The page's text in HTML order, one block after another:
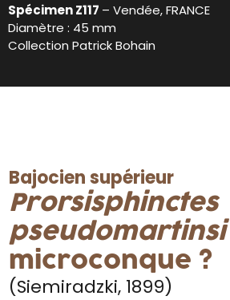
Spécimen Z117 – Vendée, FRANCE
Diamètre : 45 mm
Collection Patrick Bohain
Bajocien supérieur
Prorsisphinctes
pseudomartinsi
microconque ?
(Siemiradzki, 1899)